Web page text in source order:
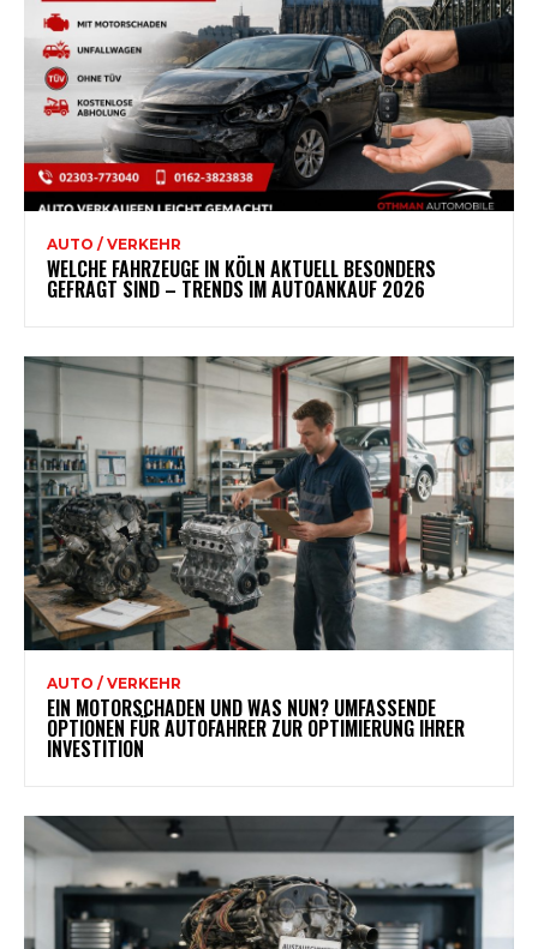
AUTO / VERKEHR
WELCHE FAHRZEUGE IN KÖLN AKTUELL BESONDERS
GEFRAGT SIND – TRENDS IM AUTOANKAUF 2026
AUTO / VERKEHR
EIN MOTORSCHADEN UND WAS NUN? UMFASSENDE
OPTIONEN FÜR AUTOFAHRER ZUR OPTIMIERUNG IHRER
INVESTITION